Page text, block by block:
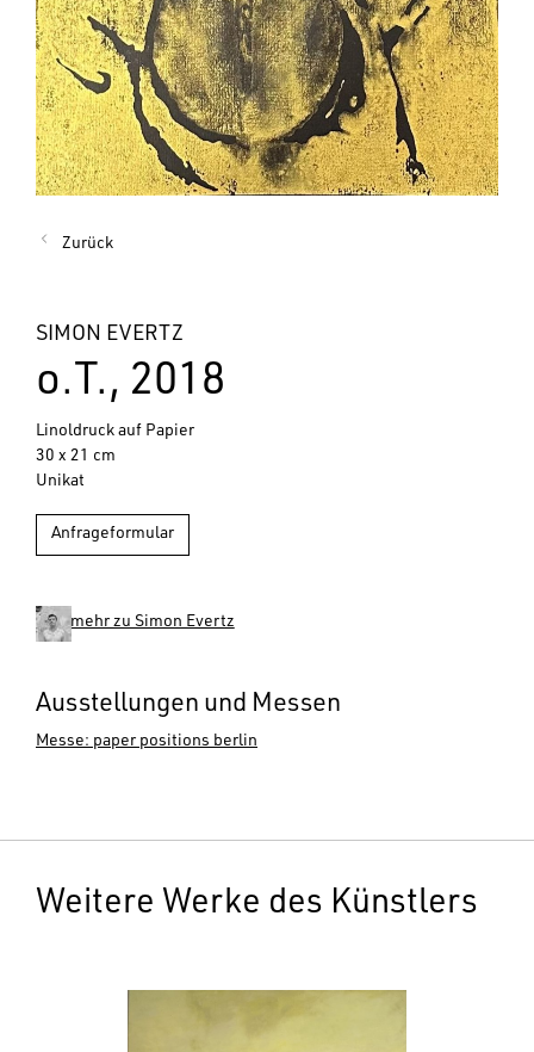
Zurück
SIMON EVERTZ
o.T., 2018
Linoldruck auf Papier
30 x 21 cm
Unikat
Anfrageformular
mehr zu Simon Evertz
Ausstellungen und Messen
Messe: paper positions berlin
Weitere Werke des Künstlers